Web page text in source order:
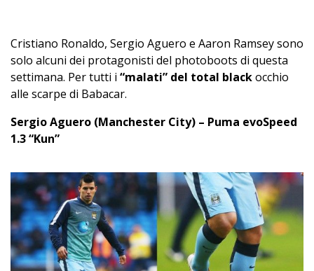
Cristiano Ronaldo, Sergio Aguero e Aaron Ramsey sono
solo alcuni dei protagonisti del photoboots di questa
settimana. Per tutti i “malati” del total blackocchio
alle scarpe di Babacar.
Sergio Aguero (Manchester City) – Puma evoSpeed
1.3 “Kun”